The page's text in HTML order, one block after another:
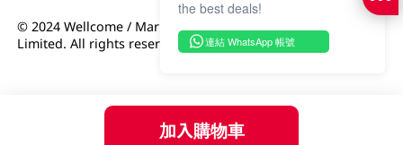
加入購物車
© 2024 Wellcome / Market Place. The Dairy Farm Company
Limited. All rights reserved.
the best deals!
連結 WhatsApp 帳號